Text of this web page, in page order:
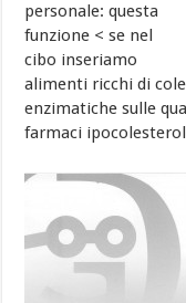
personale: questa
funzione < se nel
cibo inseriamo
alimenti ricchi di
enzimatiche sulle
farmaci